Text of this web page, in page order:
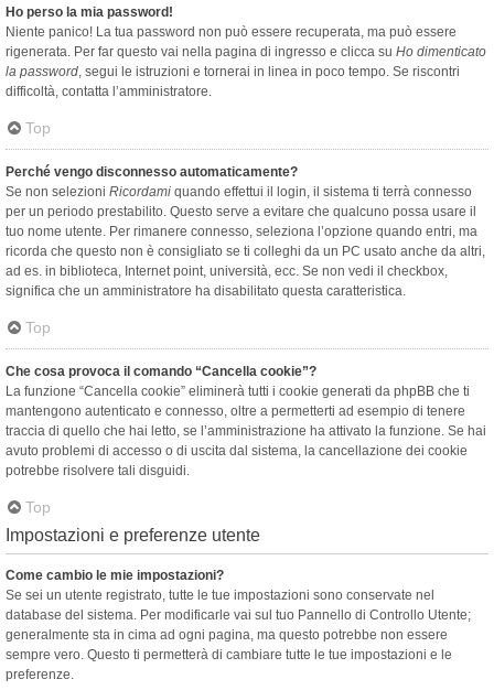
Ho perso la mia password!
Niente panico! La tua password non può essere recuperata, ma può essere
rigenerata. Per far questo vai nella pagina di ingresso e clicca su Ho dimenticato
la password, segui le istruzioni e tornerai in linea in poco tempo. Se riscontri
difficoltà, contatta l’amministratore.
Top
Perché vengo disconnesso automaticamente?
Se non selezioni Ricordami quando effettui il login, il sistema ti terrà connesso
per un periodo prestabilito. Questo serve a evitare che qualcuno possa usare il
tuo nome utente. Per rimanere connesso, seleziona l’opzione quando entri, ma
ricorda che questo non è consigliato se ti colleghi da un PC usato anche da altri,
ad es. in biblioteca, Internet point, università, ecc. Se non vedi il checkbox,
significa che un amministratore ha disabilitato questa caratteristica.
Top
Che cosa provoca il comando “Cancella cookie”?
La funzione “Cancella cookie” eliminerà tutti i cookie generati da phpBB che ti
mantengono autenticato e connesso, oltre a permetterti ad esempio di tenere
traccia di quello che hai letto, se l’amministrazione ha attivato la funzione. Se hai
avuto problemi di accesso o di uscita dal sistema, la cancellazione dei cookie
potrebbe risolvere tali disguidi.
Top
Impostazioni e preferenze utente
Come cambio le mie impostazioni?
Se sei un utente registrato, tutte le tue impostazioni sono conservate nel
database del sistema. Per modificarle vai sul tuo Pannello di Controllo Utente;
generalmente sta in cima ad ogni pagina, ma questo potrebbe non essere
sempre vero. Questo ti permetterà di cambiare tutte le tue impostazioni e le
preferenze.